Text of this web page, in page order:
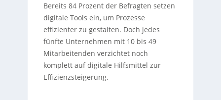
Bereits 84 Prozent der Befragten setzen
digitale Tools ein, um Prozesse
effizienter zu gestalten. Doch jedes
fünfte Unternehmen mit 10 bis 49
Mitarbeitenden verzichtet noch
komplett auf digitale Hilfsmittel zur
Effizienzsteigerung.